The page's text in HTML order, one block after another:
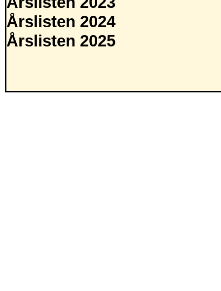
Årslisten 2024
Årslisten 2025